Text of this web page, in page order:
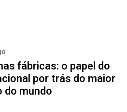
fábricas: o papel do
por trás do maior
mundo